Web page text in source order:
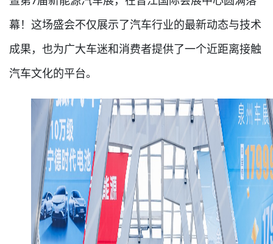
幕！这场盛会不仅展示了汽车行业的最新动态与技术
成果，也为广大车迷和消费者提供了一个近距离接触
汽车文化的平台。